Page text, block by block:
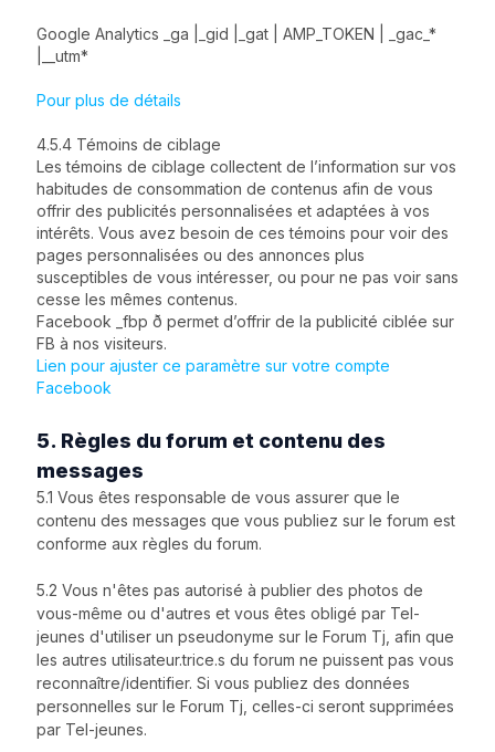
Google Analytics _ga |_gid |_gat | AMP_TOKEN | _gac_*
|__utm*
Pour plus de détails
4.5.4 Témoins de ciblage
Les témoins de ciblage collectent de l’information sur vos
habitudes de consommation de contenus afin de vous
offrir des publicités personnalisées et adaptées à vos
intérêts. Vous avez besoin de ces témoins pour voir des
pages personnalisées ou des annonces plus
susceptibles de vous intéresser, ou pour ne pas voir sans
cesse les mêmes contenus.
Facebook _fbp ð permet d’offrir de la publicité ciblée sur
FB à nos visiteurs.
Lien pour ajuster ce paramètre sur votre compte
Facebook
5. Règles du forum et contenu des
messages
5.1 Vous êtes responsable de vous assurer que le
contenu des messages que vous publiez sur le forum est
conforme aux règles du forum.
5.2 Vous n'êtes pas autorisé à publier des photos de
vous-même ou d'autres et vous êtes obligé par Tel-
jeunes d'utiliser un pseudonyme sur le Forum Tj, afin que
les autres utilisateur.trice.s du forum ne puissent pas vous
reconnaître/identifier. Si vous publiez des données
personnelles sur le Forum Tj, celles-ci seront supprimées
par Tel-jeunes.